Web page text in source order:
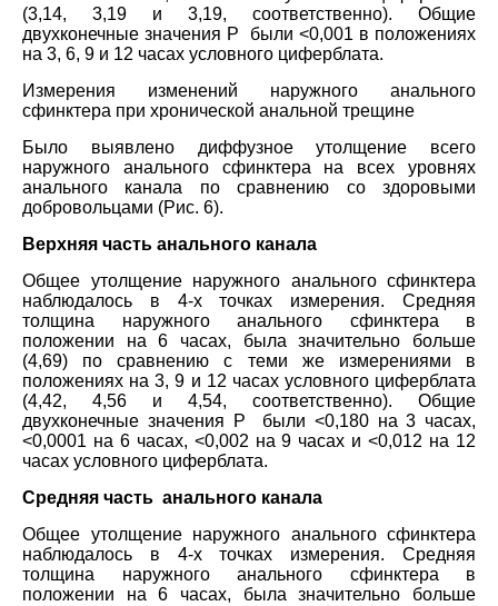
(3,14, 3,19 и 3,19, соответственно). Общие
двухконечные значения P были <0,001 в положениях
на 3, 6, 9 и 12 часах условного циферблата.
Измерения изменений наружного анального
сфинктера при хронической анальной трещине
Было выявлено диффузное утолщение всего
наружного анального сфинктера на всех уровнях
анального канала по сравнению со здоровыми
добровольцами (Рис. 6).
Верхняя часть анального канала
Общее утолщение наружного анального сфинктера
наблюдалось в 4-х точках измерения. Средняя
толщина наружного анального сфинктера в
положении на 6 часах, была значительно больше
(4,69) по сравнению с теми же измерениями в
положениях на 3, 9 и 12 часах условного циферблата
(4,42, 4,56 и 4,54, соответственно). Общие
двухконечные значения P были <0,180 на 3 часах,
<0,0001 на 6 часах, <0,002 на 9 часах и <0,012 на 12
часах условного циферблата.
Средняя часть анального канала
Общее утолщение наружного анального сфинктера
наблюдалось в 4-х точках измерения. Средняя
толщина наружного анального сфинктера в
положении на 6 часах, была значительно больше